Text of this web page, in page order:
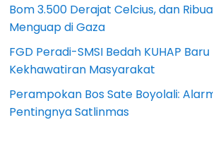
Bom 3.500 Derajat Celcius, dan
Menguap di Gaza
FGD Peradi-SMSI Bedah KUHAP
Kekhawatiran Masyarakat
Perampokan Bos Sate Boyolali:
Pentingnya Satlinmas